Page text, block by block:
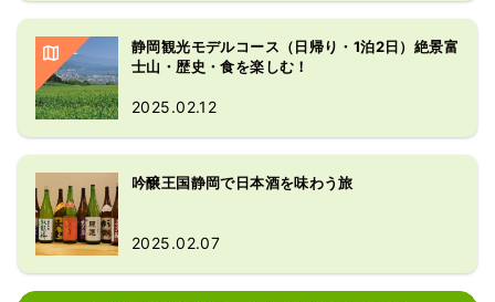
静岡観光モデルコース（日帰り・1泊2日）絶景富
士山・歴史・食を楽しむ！
2025.02.12
吟醸王国静岡で日本酒を味わう旅
2025.02.07